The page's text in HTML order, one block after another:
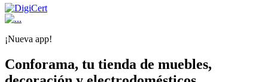
¡Nueva app!
Conforama, tu tienda de muebles,